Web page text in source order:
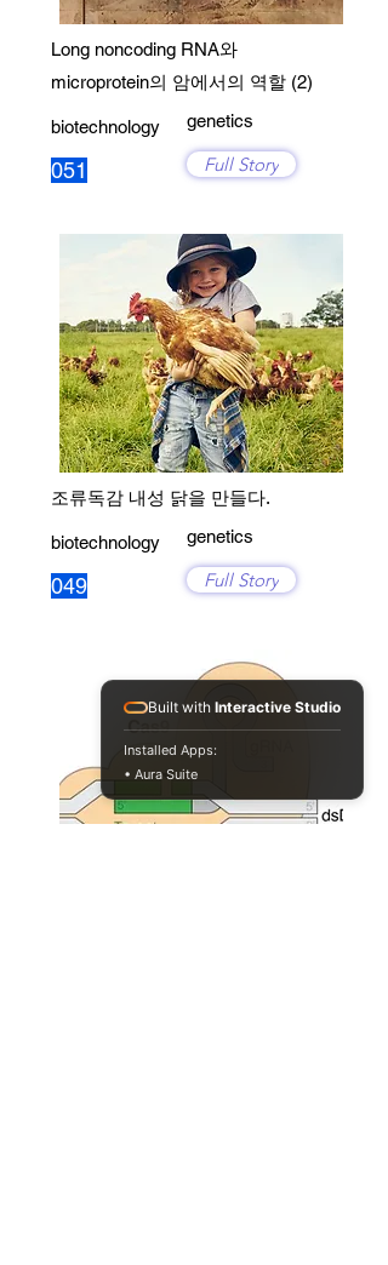
Long noncoding RNA와
microprotein의 암에서의 역할 (2)
biotechnology
051
genetics
Full Story
조류독감 내성 닭을 만들다.
biotechnology
049
genetics
Full Story
Built with Interactive Studio
Installed Apps:
• Aura Suite